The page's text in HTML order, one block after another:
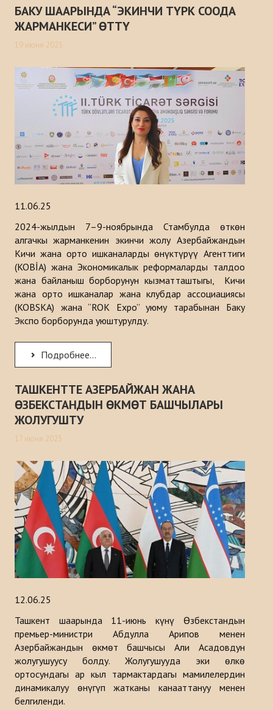
БАКУ ШААРЫНДА “ЭКИНЧИ ТҮРК СООДА
ЖАРМАНКЕСИ” ӨТТҮ
19 июня 2025
11.06.25
2024-жылдын 7–9-ноябрында Стамбулда өткөн
алгачкы жарманкенин экинчи жолу Азербайжандын
Кичи жана орто ишканаларды өнүктүрүү Агенттиги
(KOBİA) жана Экономикалык реформаларды талдоо
жана байланыш борборунун кызматташтыгы, Кичи
жана орто ишканалар жана клубдар ассоциациясы
(KOBSKA) жана “ROK Expo” уюму тарабынан Баку
Экспо борборунда уюштурулду.
Подробнее...
ТАШКЕНТТЕ АЗЕРБАЙЖАН ЖАНА
ӨЗБЕКСТАНДЫН ӨКМӨТ БАШЧЫЛАРЫ
ЖОЛУГУШТУ
17 июня 2025
12.06.25
Ташкент шаарында 11-июнь күнү Өзбекстандын
премьер-министри Абдулла Арипов менен
Азербайжандын өкмөт башчысы Али Асадовдун
жолугушуусу болду. Жолугушууда эки өлкө
ортосундагы ар кыл тармактардагы мамилелердин
динамикалуу өнүгүп жатканы канааттануу менен
белгиленди.